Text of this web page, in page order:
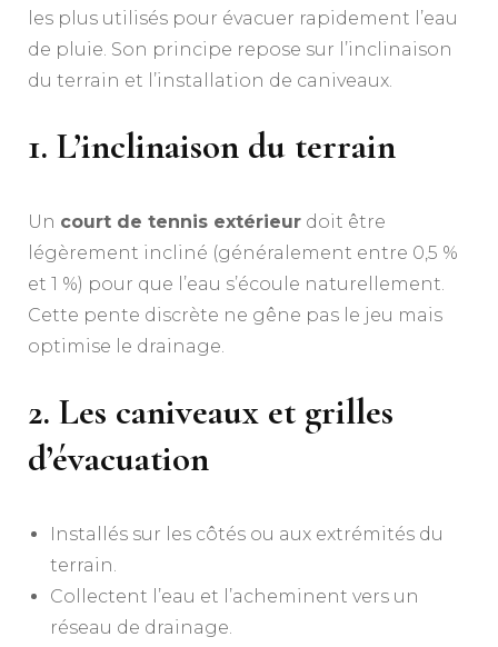
les plus utilisés pour évacuer rapidement l’eau
de pluie. Son principe repose sur l’inclinaison
du terrain et l’installation de caniveaux.
1. L’inclinaison du terrain
Un court de tennis extérieur doit être
légèrement incliné (généralement entre 0,5 %
et 1 %) pour que l’eau s’écoule naturellement.
Cette pente discrète ne gêne pas le jeu mais
optimise le drainage.
2. Les caniveaux et grilles
d’évacuation
Installés sur les côtés ou aux extrémités du
terrain.
Collectent l’eau et l’acheminent vers un
réseau de drainage.